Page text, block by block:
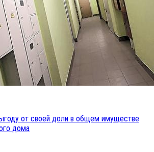
от своей доли в общем имуществе
дома